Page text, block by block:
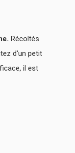
Récoltés
d'un petit
il est